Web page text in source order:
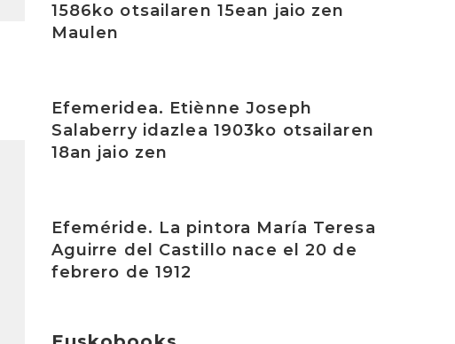
1586ko otsailaren 15ean jaio zen
Maulen
Efemeridea. Etiènne Joseph
Salaberry idazlea 1903ko otsailaren
18an jaio zen
Efeméride. La pintora María Teresa
Aguirre del Castillo nace el 20 de
febrero de 1912